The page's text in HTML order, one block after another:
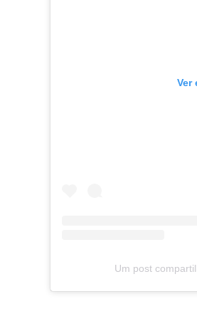
Ver
Um post